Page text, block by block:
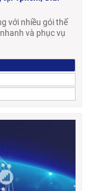
với nhiều gói thế
và phục vụ